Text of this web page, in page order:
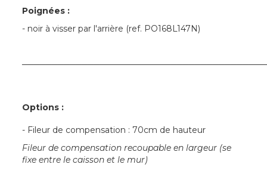
Poignées :
- noir à visser par l'arrière (ref. PO168L147N)
Options :
- Fileur de compensation : 70cm de hauteur
Fileur de compensation recoupable en largeur (se
fixe entre le caisson et le mur)